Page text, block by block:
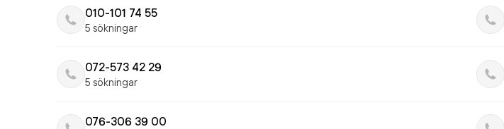
010-101 74 55
5 sökningar
072-573 42 29
5 sökningar
076-306 39 00